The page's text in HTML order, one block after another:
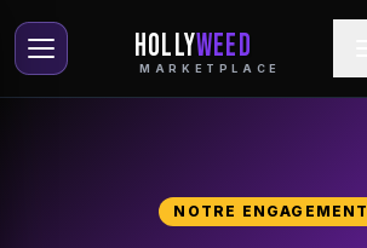
HOLLYWEED
MARKETPLACE
NOTRE ENGAGEMENT